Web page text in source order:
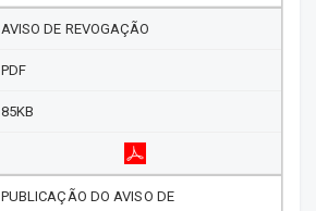
AVISO DE REVOGAÇÃO
PDF
85KB
PUBLICAÇÃO DO AVISO DE